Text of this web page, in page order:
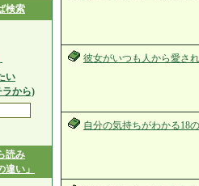
検索
い
ラから)
読み
違い」
彼女がいつも人から愛さ
自分の気持ちがわかる18